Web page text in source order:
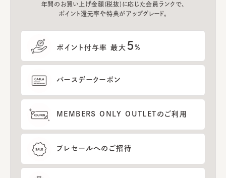
年間のお買い上げ金額(税抜)に応じた会員ランクで、
ポイント還元率や特典がアップグレード。
ポイント付与率 最大 5%
バースデークーポン
MEMBERS ONLY OUTLETのご利用
プレセールへのご招待